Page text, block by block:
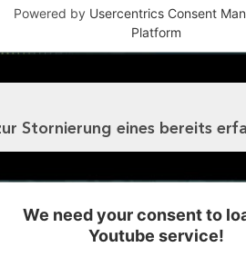
Powered by Usercentrics Consent
Platform
Stornierung eines bereits
We need your consent to
Youtube service!